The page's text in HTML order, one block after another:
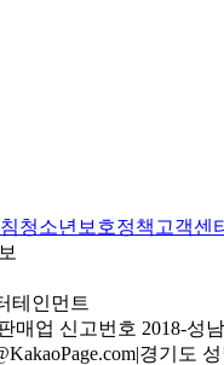
청소년보호정책 고객센
테인먼트
매업 신고번호 2018-성
|경기도